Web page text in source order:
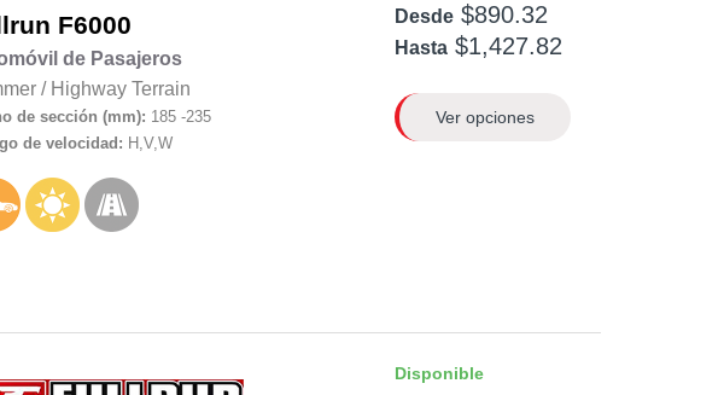
F6000
de Pasajeros
/ Highway Terrain
de sección (mm): 185 -235
de velocidad: H,V,W
Desde $890.32
Hasta $1,427.82
Ver opciones
Disponible